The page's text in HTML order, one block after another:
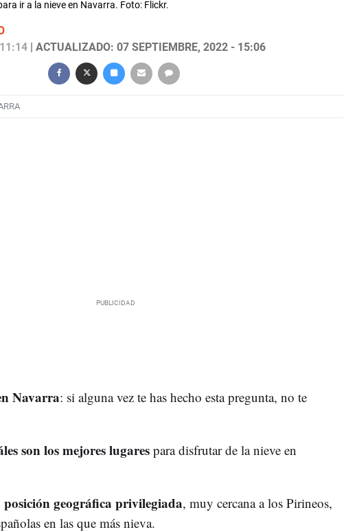
ir a la nieve en Navarra. Foto: Flickr.
| ACTUALIZADO: 07 SEPTIEMBRE, 2022 - 15:06
Navarra: si alguna vez te has hecho esta pregunta, no te
son los mejores lugarespara disfrutar de la nieve en
posición geográfica privilegiada, muy cercana a los Pirineos,
en las que más nieva.